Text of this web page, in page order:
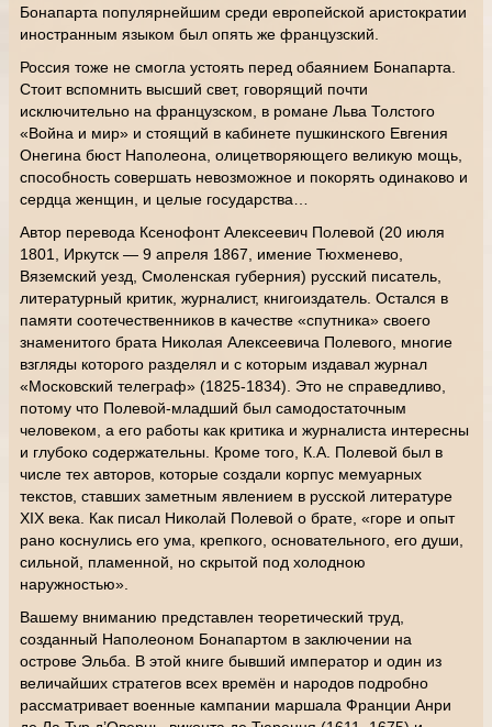
Бонапарта популярнейшим среди европейской аристократии
иностранным языком был опять же французский.
Россия тоже не смогла устоять перед обаянием Бонапарта.
Стоит вспомнить высший свет, говорящий почти
исключительно на французском, в романе Льва Толстого
«Война и мир» и стоящий в кабинете пушкинского Евгения
Онегина бюст Наполеона, олицетворяющего великую мощь,
способность совершать невозможное и покорять одинаково и
сердца женщин, и целые государства…
Автор перевода Ксенофонт Алексеевич Полевой (20 июля
1801, Иркутск — 9 апреля 1867, имение Тюхменево,
Вяземский уезд, Смоленская губерния) русский писатель,
литературный критик, журналист, книгоиздатель. Остался в
памяти соотечественников в качестве «спутника» своего
знаменитого брата Николая Алексеевича Полевого, многие
взгляды которого разделял и с которым издавал журнал
«Московский телеграф» (1825-1834). Это не справедливо,
потому что Полевой-младший был самодостаточным
человеком, а его работы как критика и журналиста интересны
и глубоко содержательны. Кроме того, К.А. Полевой был в
числе тех авторов, которые создали корпус мемуарных
текстов, ставших заметным явлением в русской литературе
ХIХ века. Как писал Николай Полевой о брате, «горе и опыт
рано коснулись его ума, крепкого, основательного, его души,
сильной, пламенной, но скрытой под холодною
наружностью».
Вашему вниманию представлен теоретический труд,
созданный Наполеоном Бонапартом в заключении на
острове Эльба. В этой книге бывший император и один из
величайших стратегов всех времён и народов подробно
рассматривает военные кампании маршала Франции Анри